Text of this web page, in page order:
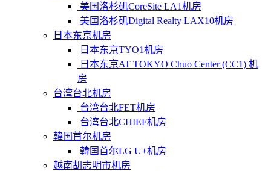
美国洛杉矶CoreSite LA1机房
美国洛杉矶Digital Realty LAX10机房
日本东京机房
日本东京TYO1机房
日本东京AT TOKYO Chuo Center (CC1) 机
房
台湾台北机房
台湾台北FET机房
台湾台北CHIEF机房
韓国首尔机房
韓国首尔LG U+机房
越南胡志明市机房